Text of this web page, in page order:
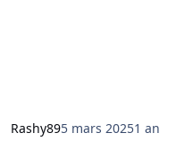
Rashy895 mars 20251 an